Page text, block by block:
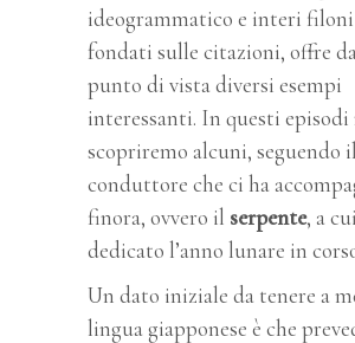
ideogrammatico e interi
fondati sulle citazioni, offre
punto di vista diversi esempi
interessanti. In questi episodi
scopriremo alcuni, seguendo
conduttore che ci ha
finora, ovvero il serpente, a
dedicato l’anno lunare in
Un dato iniziale da tenere a
lingua giapponese è che